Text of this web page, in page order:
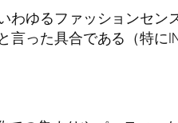
わゆるファッションセ
った具合である（特に